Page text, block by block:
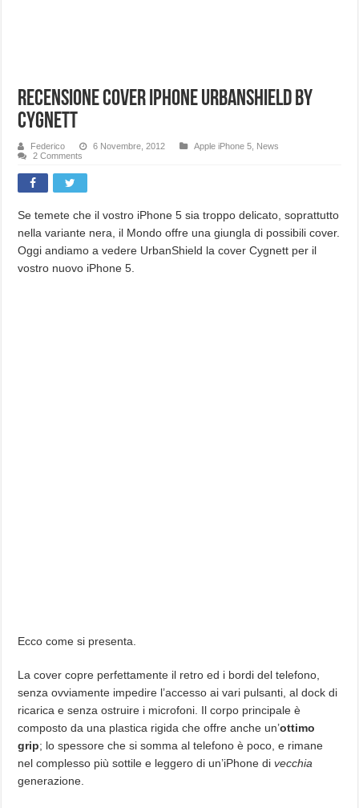
Recensione Cover iPhone UrbanShield by
Cygnett
Federico 6 Novembre, 2012 Apple iPhone 5 News
2 Comments
Se temete che il vostro iPhone 5 sia troppo delicato, soprattutto
nella variante nera, il Mondo offre una giungla di possibili cover.
Oggi andiamo a vedere UrbanShield la cover Cygnett per il
vostro nuovo iPhone 5.
Ecco come si presenta.
La cover copre perfettamente il retro ed i bordi del telefono,
senza ovviamente impedire l’accesso ai vari pulsanti, al dock di
ricarica e senza ostruire i microfoni. Il corpo principale è
composto da una plastica rigida che offre anche un’ottimo
grip; lo spessore che si somma al telefono è poco, e rimane
nel complesso più sottile e leggero di un’iPhone divecchia
generazione.